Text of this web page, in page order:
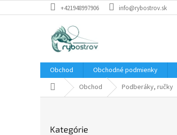
na
+421948997906 info@rybostrov.sk
Obchod Obchodné podmienky
Domov Obchod Podberáky, ručky
kategórie
Kategórie